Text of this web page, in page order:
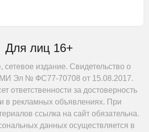
Для лиц 16+
сетевое издание. Свидетельство о
Эл № ФС77-70708 от 15.08.2017.
ответственности за достоверность
в рекламных объявлениях. При
ссылка на сайт обязательна.
данных осуществляется в